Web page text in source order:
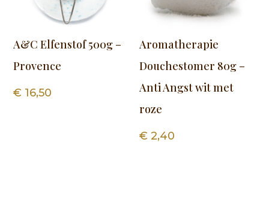
A&C Elfenstof 500g –
Provence
€ 16,50
Aromatherapie
Douchestomer 80g –
Anti Angst wit met
roze
€ 2,40